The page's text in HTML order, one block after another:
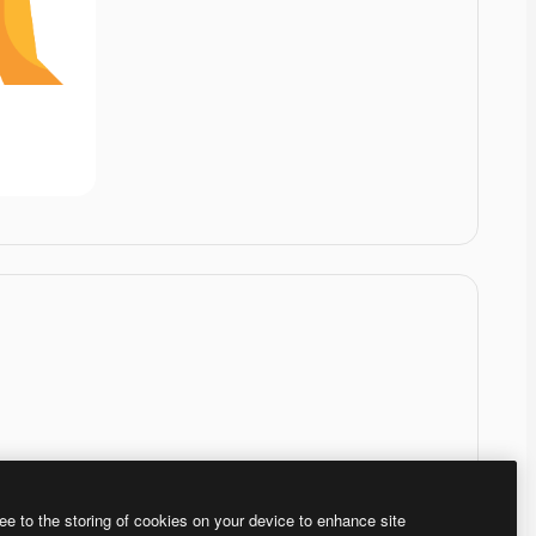
to the storing of cookies on your device to enhance site